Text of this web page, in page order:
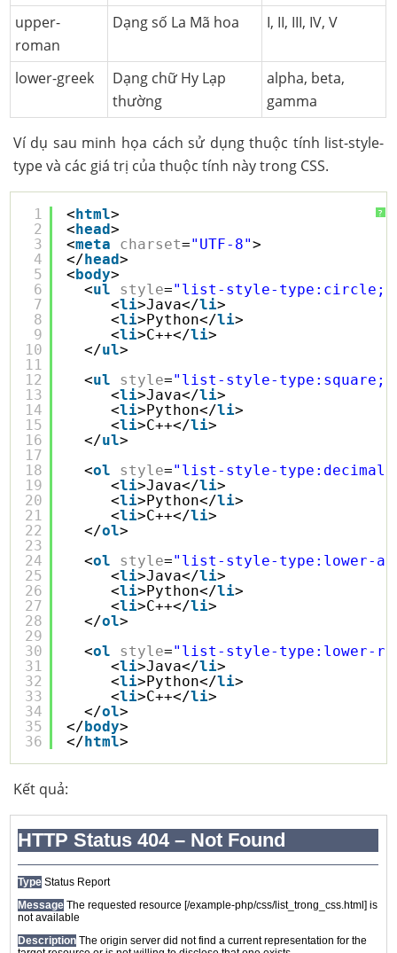
upper-
roman
Dạng số La Mã hoa I, II, III, IV, V
lower-greek
Dạng chữ Hy Lạp
thường
alpha, beta,
gamma
Ví dụ sau minh họa cách sử dụng thuộc tính list-style-
type và các giá trị của thuộc tính này trong CSS.
?
1
2
3
4
5
6
7
8
9
10
11
12
13
14
15
16
17
18
19
20
21
22
23
24
25
26
27
28
29
30
31
32
33
34
35
36
<html>
<head>
<meta charset="UTF-8">
</head>
<body>
<ul style="list-style-type:circle;"
<li>Java</li>
<li>Python</li>
<li>C++</li>
</ul>
<ul style="list-style-type:square;"
<li>Java</li>
<li>Python</li>
<li>C++</li>
</ul>
<ol style="list-style-
<li>Java</li>
<li>Python</li>
<li>C++</li>
</ol>
<ol style="list-style-type:lower-
<li>Java</li>
<li>Python</li>
<li>C++</li>
</ol>
<ol style="list-style-type:lower-
<li>Java</li>
<li>Python</li>
<li>C++</li>
</ol>
</body>
</html>
Kết quả: